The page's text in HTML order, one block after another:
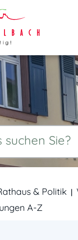
& Politik
A-Z